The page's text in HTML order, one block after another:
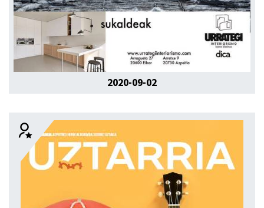
2020-09-02